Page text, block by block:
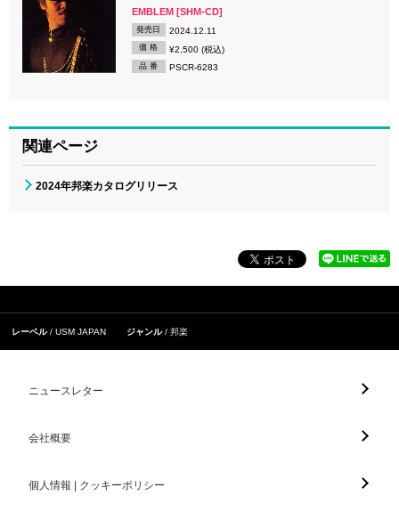
EMBLEM [SHM-CD]
発売日 2024.12.11
価 格 ¥2,500 (税込)
品 番 PSCR-6283
関連ページ
2024年邦楽カタログリリース
レーベル USM JAPAN ジャンル 邦楽
ニュースレター
会社概要
個人情報 | クッキーポリシー